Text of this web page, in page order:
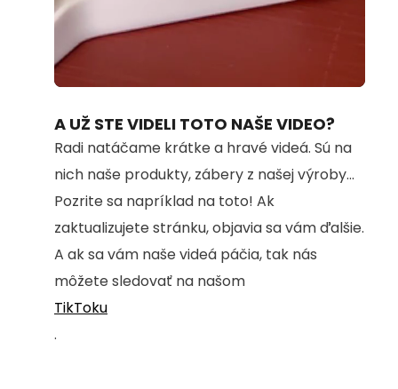
94.82%
A UŽ STE VIDELI TOTO NAŠE VIDEO?
Radi natáčame krátke a hravé videá. Sú na
nich naše produkty, zábery z našej výroby...
Pozrite sa napríklad na toto! Ak
zaktualizujete stránku, objavia sa vám ďalšie.
A ak sa vám naše videá páčia, tak nás
môžete sledovať na našom
TikToku
.